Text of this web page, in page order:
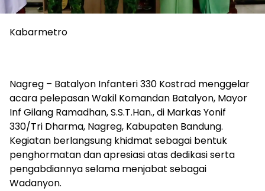
Kabarmetro
Nagreg – Batalyon Infanteri 330 Kostrad menggelar
acara pelepasan Wakil Komandan Batalyon, Mayor
Inf Gilang Ramadhan, S.S.T.Han., di Markas Yonif
330/Tri Dharma, Nagreg, Kabupaten Bandung.
Kegiatan berlangsung khidmat sebagai bentuk
penghormatan dan apresiasi atas dedikasi serta
pengabdiannya selama menjabat sebagai
Wadanyon.